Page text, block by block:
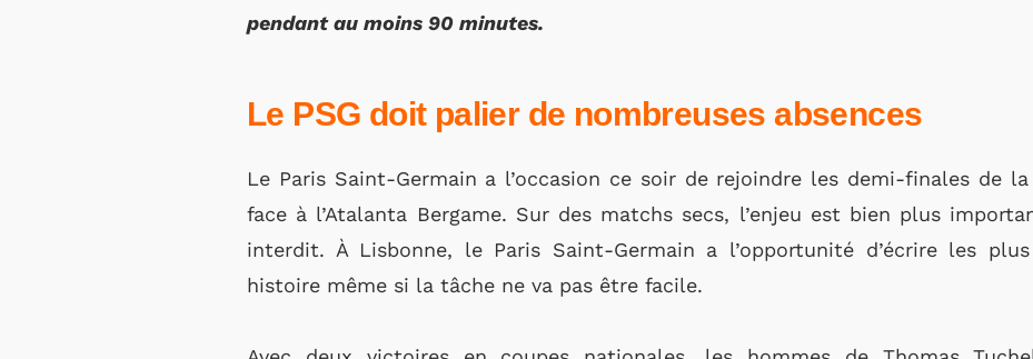
pendant au moins 90 minutes.
Le PSG doit palier de nombreuses absences
Le Paris Saint-Germain a l’occasion ce soir de rejoindre les demi-finales de
face à l’Atalanta Bergame. Sur des matchs secs, l’enjeu est bien plus
interdit. À Lisbonne, le Paris Saint-Germain a l’opportunité d’écrire les
histoire même si la tâche ne va pas être facile.